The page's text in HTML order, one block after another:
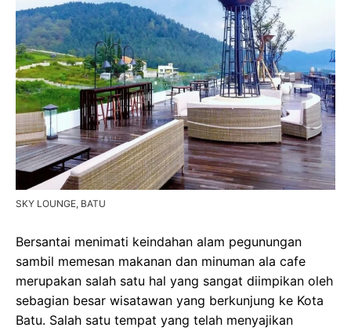
SKY LOUNGE, BATU
Bersantai menimati keindahan alam pegunungan
sambil memesan makanan dan minuman ala cafe
merupakan salah satu hal yang sangat diimpikan oleh
sebagian besar wisatawan yang berkunjung ke Kota
Batu. Salah satu tempat yang telah menyajikan